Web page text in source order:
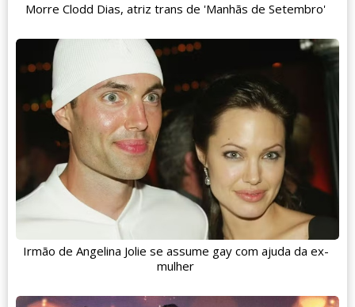
Morre Clodd Dias, atriz trans de 'Manhãs de Setembro'
Irmão de Angelina Jolie se assume gay com ajuda da ex-
mulher